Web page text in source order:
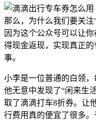
那么，为什么我们要关注
因为这个公众号可以让
得现金返现，实现真正
事。
小李是一位普通的白领，
他无意中发现了“闲来生
取了滴滴打车8折券。让
行费用真的便宜了很多